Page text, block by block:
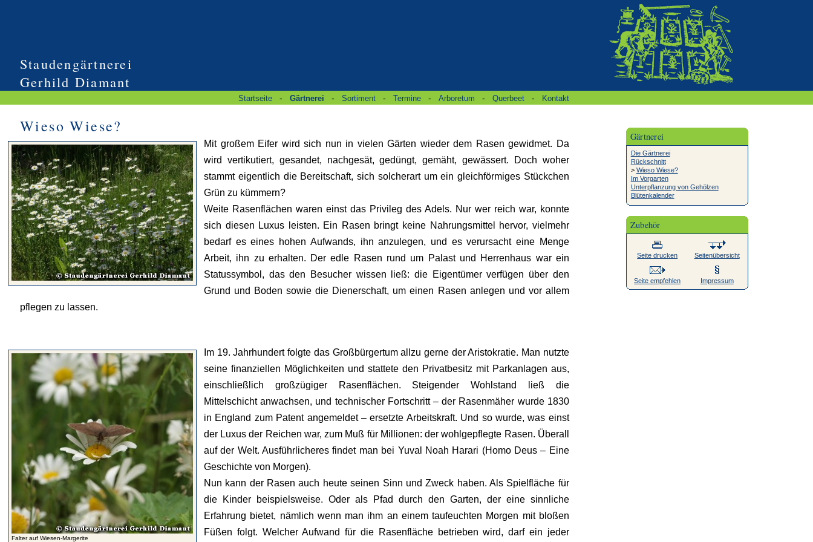
Staudengärtnerei
Gerhild Diamant
Startseite- Gärtnerei - Sortiment- Termine- Arboretum - Querbeet- Kontakt
Wieso Wiese?
Mit großem Eifer wird sich nun in vielen Gärten wieder dem Rasen gewidmet. Da
wird vertikutiert, gesandet, nachgesät, gedüngt, gemäht, gewässert. Doch woher
stammt eigentlich die Bereitschaft, sich solcherart um ein gleichförmiges Stückchen
Grün zu kümmern?
Weite Rasenflächen waren einst das Privileg des Adels. Nur wer reich war, konnte
sich diesen Luxus leisten. Ein Rasen bringt keine Nahrungsmittel hervor, vielmehr
bedarf es eines hohen Aufwands, ihn anzulegen, und es verursacht eine Menge
Arbeit, ihn zu erhalten. Der edle Rasen rund um Palast und Herrenhaus war ein
Statussymbol, das den Besucher wissen ließ: die Eigentümer verfügen über den
Grund und Boden sowie die Dienerschaft, um einen Rasen anlegen und vor allem
pflegen zu lassen.
Falter auf Wiesen-Margerite
Im 19. Jahrhundert folgte das Großbürgertum allzu gerne der Aristokratie. Man nutzte
seine finanziellen Möglichkeiten und stattete den Privatbesitz mit Parkanlagen aus,
einschließlich großzügiger Rasenflächen. Steigender Wohlstand ließ die
Mittelschicht anwachsen, und technischer Fortschritt – der Rasenmäher wurde 1830
in England zum Patent angemeldet – ersetzte Arbeitskraft. Und so wurde, was einst
der Luxus der Reichen war, zum Muß für Millionen: der wohlgepflegte Rasen. Überall
auf der Welt. Ausführlicheres findet man bei Yuval Noah Harari (Homo Deus – Eine
Geschichte von Morgen).
Nun kann der Rasen auch heute seinen Sinn und Zweck haben. Als Spielfläche für
die Kinder beispielsweise. Oder als Pfad durch den Garten, der eine sinnliche
Erfahrung bietet, nämlich wenn man ihm an einem taufeuchten Morgen mit bloßen
Füßen folgt. Welcher Aufwand für die Rasenfläche betrieben wird, darf ein jeder
Gärtnerei
Die Gärtnerei
Rückschnitt
> Wieso Wiese?
Im Vorgarten
Unterpflanzung von Gehölzen
Blütenkalender
Zubehör
Seite drucken Seitenübersicht
Seite empfehlen Impressum